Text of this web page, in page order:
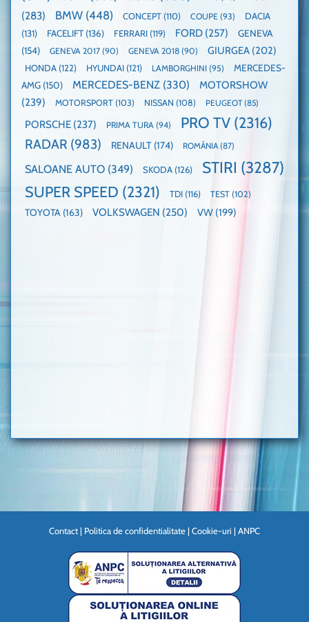
WCOTY
(283)
BMW (448) CONCEPT (110) COUPE (93)
DACIA
(131)
FACELIFT (136) FERRARI (119) FORD (257)
GENEVA
(154)
GENEVA 2017 (90) GENEVA 2018 (90) GIURGEA (202)
HONDA (122) HYUNDAI (121) LAMBORGHINI (95)
MERCEDES-
AMG (150) MERCEDES-BENZ (330)
MOTORSHOW
(239)
MOTORSPORT (103) NISSAN (108) PEUGEOT(85)
PORSCHE (237) PRIMA TURA (94) PRO TV (2316)
RADAR (983) RENAULT (174) ROMÂNIA (87)
SALOANE AUTO (349) SKODA (126) STIRI (3287)
SUPER SPEED (2321) TDI (116) TEST (102)
TOYOTA (163) VOLKSWAGEN (250) VW (199)
Contact | Politica de confidentialitate | Cookie-uri | ANPC